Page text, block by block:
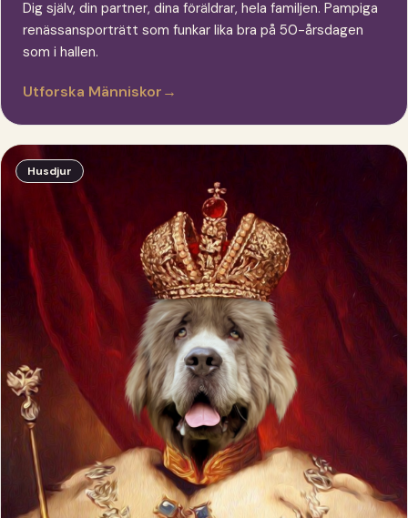
Dig själv, din partner, dina föräldrar, hela familjen. Pampiga
renässansporträtt som funkar lika bra på 50-årsdagen
som i hallen.
Utforska Människor→
Husdjur